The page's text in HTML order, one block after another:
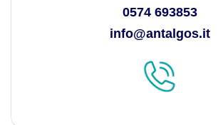
0574 693853
info@antalgos.it